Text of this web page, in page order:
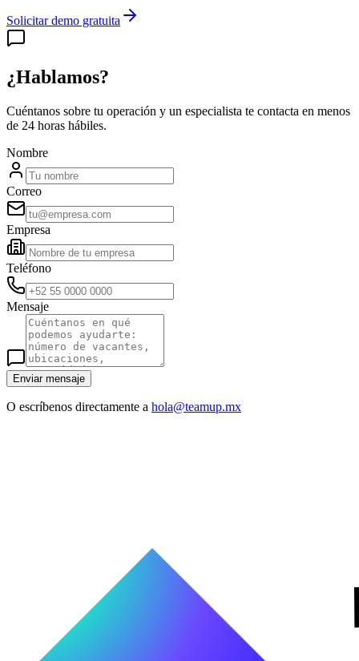
Solicitar demo gratuita
¿Hablamos?
Cuéntanos sobre tu operación y un especialista te contacta en menos
de 24 horas hábiles.
Nombre
Correo
Empresa
Teléfono
Mensaje
Enviar mensaje
O escríbenos directamente a hola@teamup.mx